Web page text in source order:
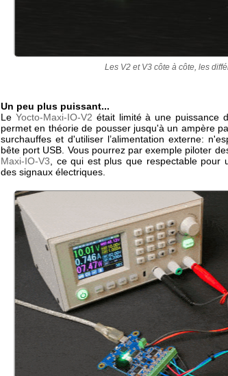
Les V2 et V3 côte à côte, les
Un peu plus puissant...
Le Yocto-Maxi-IO-V2 était limité à une puissance
permet en théorie de pousser jusqu'à un ampère
surchauffes et d'utiliser l’alimentation externe:
bête port USB. Vous pourrez par exemple piloter
Maxi-IO-V3 , ce qui est plus que respectable
des signaux électriques.